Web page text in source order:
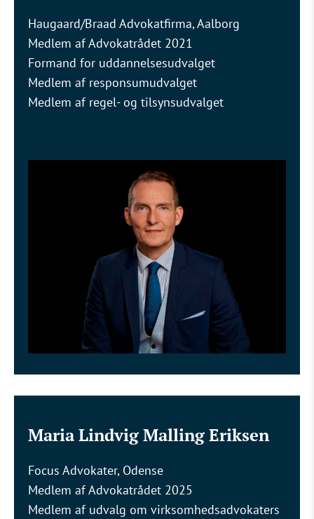
Haugaard/Braad Advokatfirma, Aalborg
Medlem af Advokatrådet 2021
Formand for uddannelsesudvalget
Medlem af responsumudvalget
Medlem af regel- og tilsynsudvalget
Maria Lindvig Malling Eriksen
Focus Advokater, Odense
Medlem af Advokatrådet 2025
Medlem af udvalg om virksomhedsadvokaters